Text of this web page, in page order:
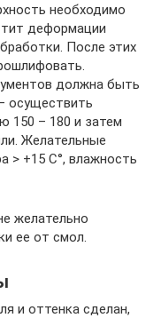
необходимо
деформации
После этих
должна быть
осуществить
150 – 180 и затем
Желательные
> +15 С°, влажность
желательно
ее от смол.
и оттенка сделан,